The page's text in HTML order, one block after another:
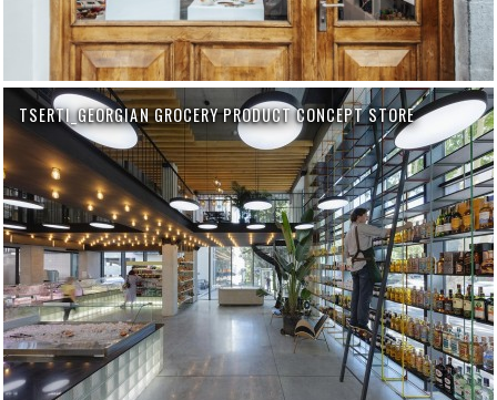
TSERTI_GEORGIAN GROCERY PRODUCT CONCEPT STORE